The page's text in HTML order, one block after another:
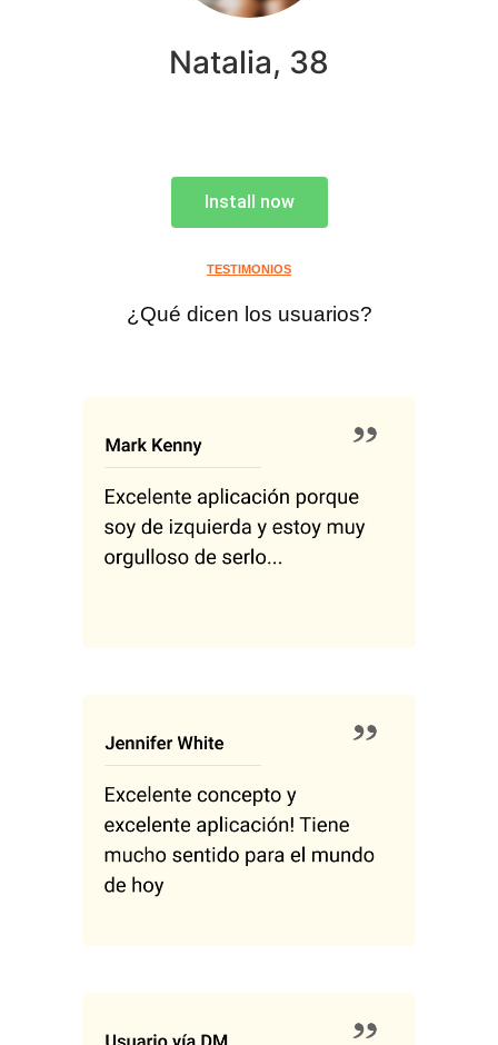
Natalia, 38
Install now
TESTIMONIOS
¿Qué dicen los usuarios?